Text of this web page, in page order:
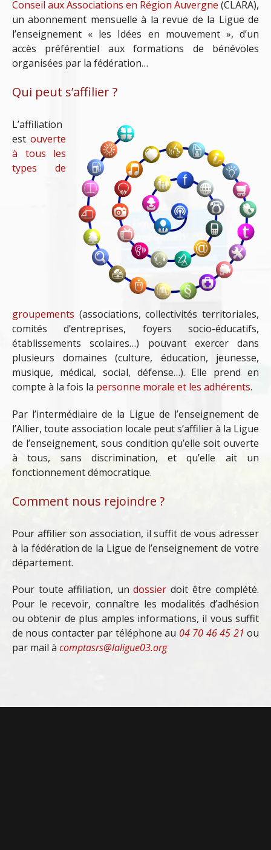
Conseil aux Associations en Région Auvergne (CLARA),
un abonnement mensuelle à la revue de la Ligue de
l’enseignement « les Idées en mouvement », d’un
accès préférentiel aux formations de bénévoles
organisées par la fédération…
Qui peut s’affilier ?
L’affiliation
est ouverte
à tous les
types de
groupements (associations, collectivités territoriales,
comités d’entreprises, foyers socio-éducatifs,
établissements scolaires…) pouvant exercer dans
plusieurs domaines (culture, éducation, jeunesse,
musique, médical, social, défense…). Elle prend en
compte à la fois la personne morale et les adhérents.
Par l’intermédiaire de la Ligue de l’enseignement de
l’Allier, toute association locale peut s’affilier à la Ligue
de l’enseignement, sous condition qu’elle soit ouverte
à tous, sans discrimination, et qu’elle ait un
fonctionnement démocratique.
Comment nous rejoindre ?
Pour affilier son association, il suffit de vous adresser
à la fédération de la Ligue de l’enseignement de votre
département.
Pour toute affiliation, undossier doit être complété.
Pour le recevoir, connaître les modalités d’adhésion
ou obtenir de plus amples informations, il vous suffit
de nous contacter par téléphone au 04 70 46 45 21 ou
par mail à comptasrs@laligue03.org